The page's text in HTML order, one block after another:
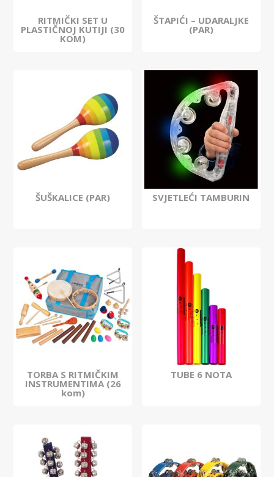
RITMIČKI SET U
PLASTIČNOJ KUTIJI (30
KOM)
ŠTAPIĆI – UDARALJKE
(PAR)
ŠUŠKALICE (PAR) SVJETLEĆI TAMBURIN
TORBA S RITMIČKIM
INSTRUMENTIMA (26
kom)
TUBE 6 NOTA